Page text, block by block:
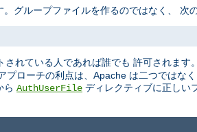
グループファイルを作るのではなく、 次
れている人であれば誰でも 許可されます
ローチの利点は、Apache は二つではな
ら AuthUserFile ディレクティブに正しい